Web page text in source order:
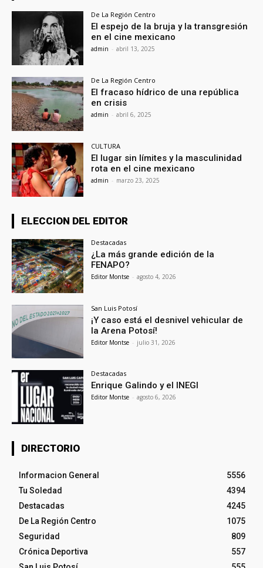
De La Región Centro
El espejo de la bruja y la transgresión
en el cine mexicano
admin - abril 13, 2025
De La Región Centro
El fracaso hídrico de una república
en crisis
admin - abril 6, 2025
CULTURA
El lugar sin límites y la masculinidad
rota en el cine mexicano
admin - marzo 23, 2025
ELECCION DEL EDITOR
Destacadas
¿La más grande edición de la
FENAPO?
Editor Montse - agosto 4, 2026
San Luis Potosí
¡Y caso está el desnivel vehicular de
la Arena Potosí!
Editor Montse - julio 31, 2026
Destacadas
Enrique Galindo y el INEGI
Editor Montse - agosto 6, 2026
DIRECTORIO
Informacion General
5556
Tu Soledad
4394
Destacadas
4245
De La Región Centro
1075
Seguridad
809
Crónica Deportiva
557